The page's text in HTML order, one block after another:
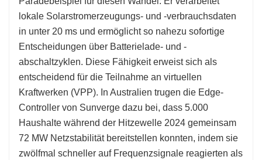
lokale Solarstromerzeugungs- und -verbrauchsdaten
in unter 20 ms und ermöglicht so nahezu sofortige
Entscheidungen über Batterielade- und -
abschaltzyklen. Diese Fähigkeit erweist sich als
entscheidend für die Teilnahme an virtuellen
Kraftwerken (VPP). In Australien trugen die Edge-
Controller von Sunverge dazu bei, dass 5.000
Haushalte während der Hitzewelle 2024 gemeinsam
72 MW Netzstabilität bereitstellen konnten, indem sie
zwölfmal schneller auf Frequenzsignale reagierten als